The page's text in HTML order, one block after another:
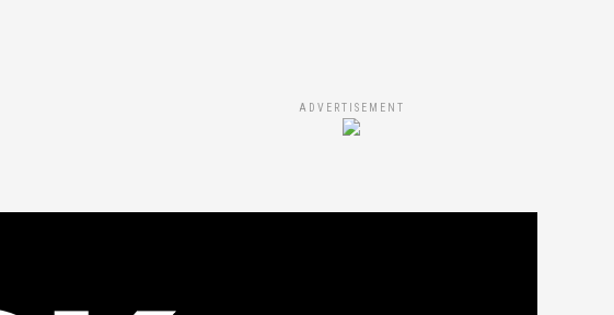
ADVERTISEMENT